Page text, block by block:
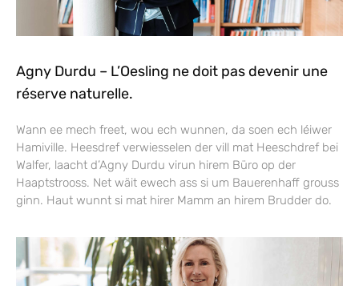
Agny Durdu – L’Oesling ne doit pas devenir une
réserve naturelle.
Wann ee mech freet, wou ech wunnen, da soen ech léiwer
Hamiville. Heesdref verwiesselen der vill mat Heeschdref bei
Walfer, laacht d’Agny Durdu virun hirem Büro op der
Haaptstrooss. Net wäit ewech ass si um Bauerenhaff grouss
ginn. Haut wunnt si mat hirer Mamm an hirem Brudder do.